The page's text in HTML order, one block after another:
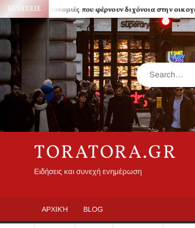
Skip
to
content
ΕΙΔΉΣΕΙΣ
Κληρονομιές που φέρνουν διχόνοια στην οικογένεια
Search
TORATORA.GR
Ειδήσεις και συνεχή ενημέρωση
ΑΡΧΙΚΉ BLOG